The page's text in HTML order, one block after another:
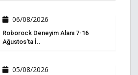
06/08/2026
Roborock Deneyim Alanı 7-16
Ağustos'ta İ..
05/08/2026